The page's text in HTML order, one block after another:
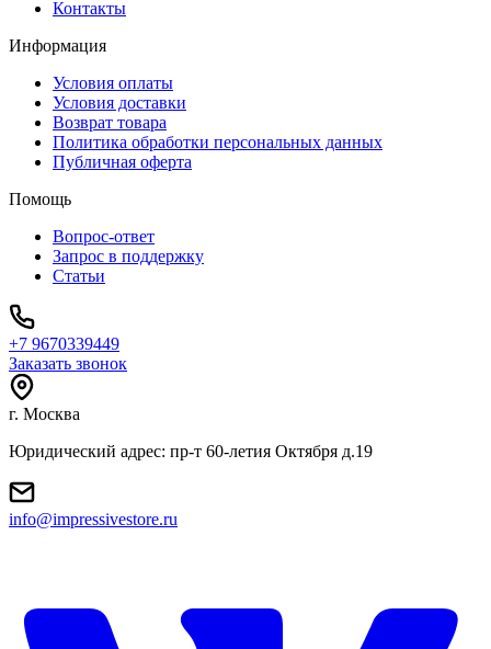
Контакты
Информация
Условия оплаты
Условия доставки
Возврат товара
Политика обработки персональных данных
Публичная оферта
Помощь
Вопрос-ответ
Запрос в поддержку
Статьи
+7 9670339449
Заказать звонок
г. Москва
Юридический адрес: пр-т 60-летия Октября д.19
info@impressivestore.ru